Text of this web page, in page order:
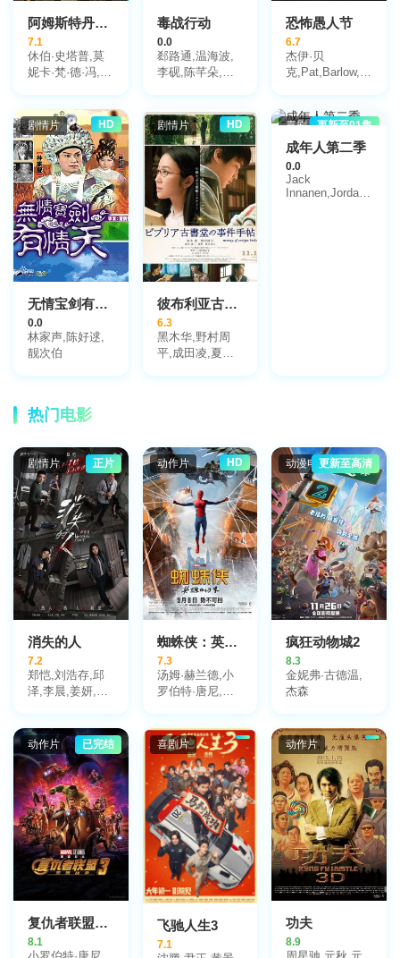
阿姆斯特丹的水鬼
7.1
休伯·史塔普,莫
妮卡·梵·德·冯,塞
维姆扎默,坦内克
·哈茨祖克,Lou
Landré,Tatum
Dagelet,Pieter
Lutz,Door van
Boeckel,Simone
Ettekoven,Koos
van der
Knaap,Paul van
Soest,Jules
Croiset,赫尔默
特·沃登贝
Oosthoek,Jaap
Stobbe,汉斯·达
格列特,伯特·汉
斯特若,Louise
毒战行动
0.0
郄路通,温海波,
李砚,陈芊朵,吕
晓娜,黄晓吉,姬
龙,崔乐,买合努
尔·买合木提,鄢
一笑
恐怖愚人节
6.7
杰伊·贝
克
莉娅·平森
肯欧.蓝特,格里
芬·奥尼尔,克莱
顿·罗赫内尔,艾
米·斯蒂尔,托马
剧情片 HD
无情宝剑有情天粤语
0.0
林家声,陈好逑,
靓次伯
剧情片 HD
彼布利亚古书堂事件手帖
6.3
黑木华,野村周
平,成田凌,夏帆,
喜剧片更新至01集
成年人第二季
0.0
Jack
Innanen,Jordan
热门电影
剧情片 正片
消失的人
7.2
郑恺,刘浩存,邱
泽,李晨,姜妍,黄
哲,冯雪雅,汤心
一
动作片 HD
蜘蛛侠：英雄归来
7.3
汤姆·赫兰德,小
罗伯特·唐尼,玛
巴特朗,托尼·雷
沃罗利,赞达亚,
乔恩·费儒,亚伯
拉罕·阿塔哈,劳
拉·哈里尔,迈克
尔·巴尔别里,罗
根·马歇尔-格林,
马丁·斯塔尔,唐
纳德·格洛弗,汉
尼拔·布勒斯,迈
克尔·曼多,博基
姆·伍德拜因,肯
尼斯·崔,詹妮弗·
康纳利,格温妮斯
动漫电影更新至高清
疯狂动物城2
8.3
金妮弗·古德温,
杰森
动作片 已完结
复仇者联盟3：无限战争
8.1
喜剧片
飞驰人生3
7.1
动作片
功夫
8.9